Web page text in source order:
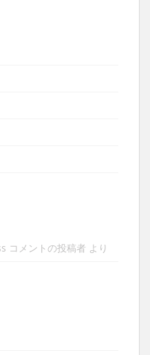
コメントの投稿者 より